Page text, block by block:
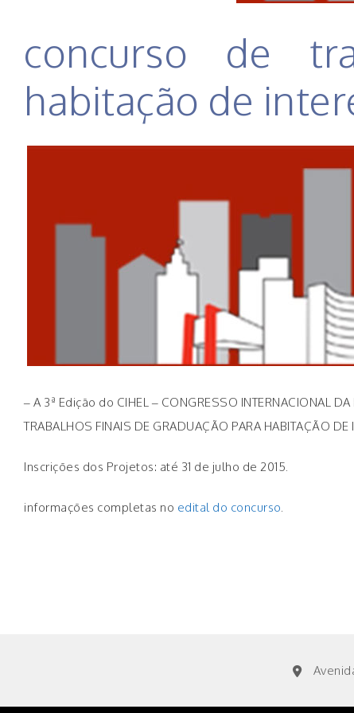
concurso de
habitação de
– A 3ª Edição do CIHEL – CONGRESSO INTERNACIONAL
TRABALHOS FINAIS DE GRADUAÇÃO PARA HABITAÇÃO DE
Inscrições dos Projetos: até 31 de julho de 2015.
informações completas no edital do concurso.